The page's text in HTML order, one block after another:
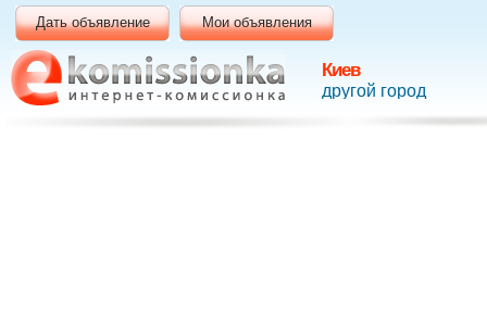
Киев
другой город
Дать объявление Мои объявления